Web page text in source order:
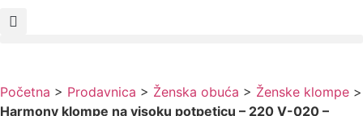
Početna > Prodavnica > Ženska obuća > Ženske klompe >
Harmony klompe na visoku potpeticu – 220 V-020 –